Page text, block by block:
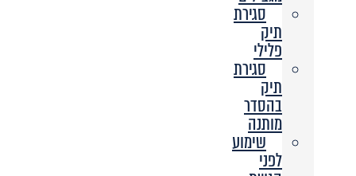
סגירת
תיק
פלילי
סגירת
תיק
בהסדר
מותנה
שימוע
לפני